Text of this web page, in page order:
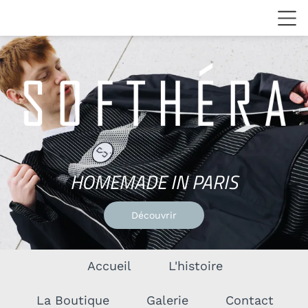
HOMEMADEINPARIS
Découvrir
Accueil L'histoire
La Boutique Galerie Contact